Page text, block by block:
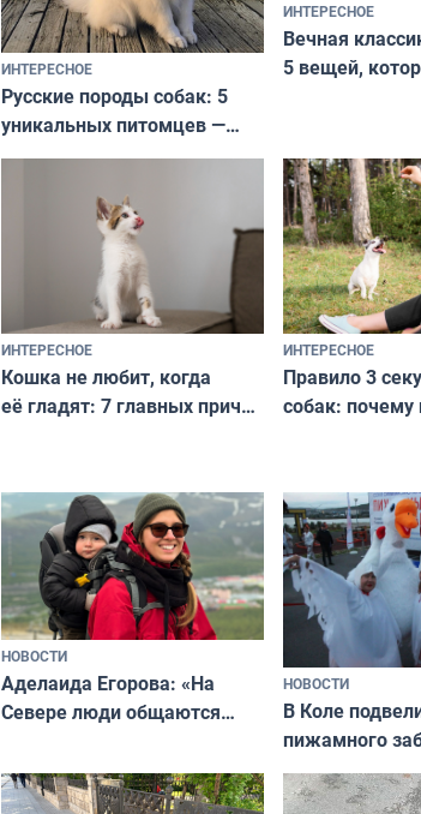
ИНТЕРЕСНОЕ
Русские породы собак: 5
уникальных питомцев —
национальные сокровища
и характером
ИНТЕРЕСНОЕ
Вечная
5 вещей,
и актуально в
ИНТЕРЕСНОЕ
Кошка не любит, когда
её гладят: 7 главных причин
независимому питомцу
ИНТЕРЕСНОЕ
Правило 3
собак: почему
питомцу всё
криков
НОВОСТИ
Аделаида Егорова: «На
Севере люди общаются
а потому что
ты им интересен»
НОВОСТИ
В Коле
пижамного
Олимпийскую